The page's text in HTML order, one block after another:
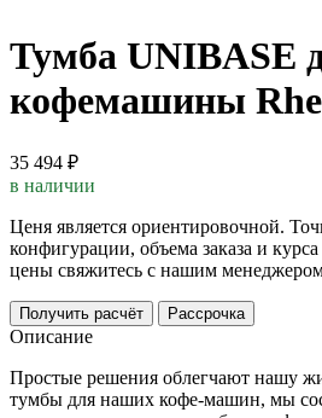
Тумба UNIBASE
кофемашины
35 494 ₽
в наличии
Ценя является ориентировочной.
конфигурации, объема заказа и
цены свяжитесь с нашим
Получить расчёт Рассрочка
Описание
Простые решения облегчают нашу
тумбы для наших кофе-машин, мы